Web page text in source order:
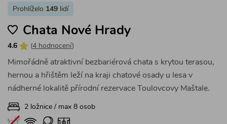
Prohlíželo 149 lidí
Chata Nové Hrady
4.6 (4 hodnocení)
Mimořádně atraktivní bezbariérová chata s krytou terasou,
hernou a hřištěm leží na kraji chatové osady u lesa v
nádherné lokalitě přírodní rezervace Toulovcovy Maštale.
2 ložnice / max 8 osob